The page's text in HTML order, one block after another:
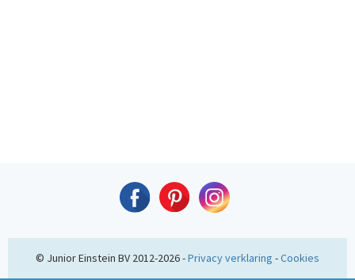
© Junior Einstein BV 2012-2026 -Privacy verklaring -Cookies